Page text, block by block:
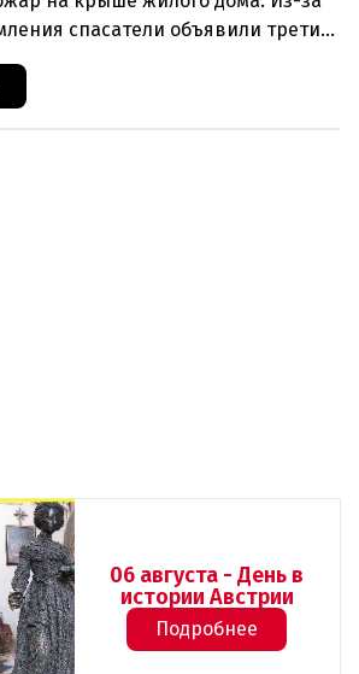
спасатели объявили третий
и задействовали 36 единиц
п
06 августа - День в
истории Австрии
Подробнее